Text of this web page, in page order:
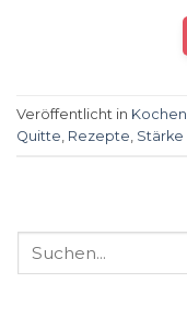
Veröffentlicht in Kochen
Quitte Rezepte Stärke